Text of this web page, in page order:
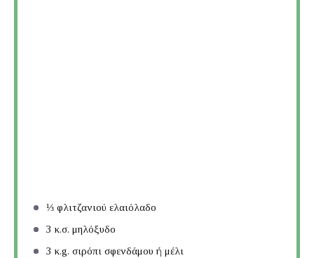
⅓ φλιτζανιού ελαιόλαδο
3 κ.σ. μηλόξυδο
3 κ.g. σιρόπι σφενδάμου ή μέλι